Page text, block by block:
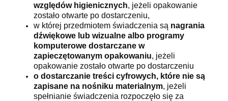
względów higienicznych, jeżeli opakowanie
zostało otwarte po dostarczeniu,
w której przedmiotem świadczenia są nagrania
dźwiękowe lub wizualne albo programy
komputerowe dostarczane w
zapieczętowanym opakowaniu, jeżeli
opakowanie zostało otwarte po dostarczeniu
o dostarczanie treści cyfrowych, które nie są
zapisane na nośniku materialnym, jeżeli
spełnianie świadczenia rozpoczęło się za